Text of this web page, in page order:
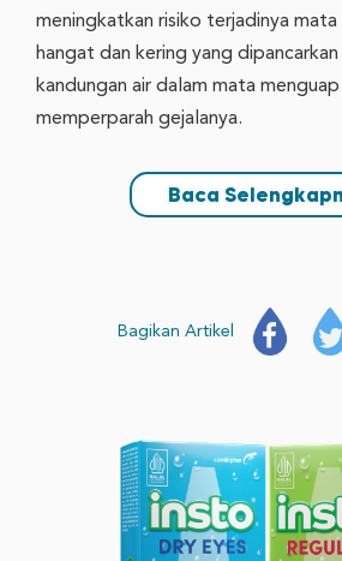
meningkatkan risiko terjadinya mata
hangat dan kering yang
kandungan air dalam mata
memperparah gejalanya.
Baca
Bagikan Artikel